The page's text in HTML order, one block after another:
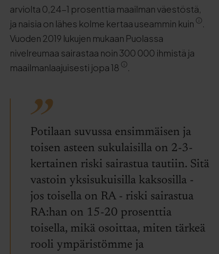
arviolta 0,24-1 prosenttia maailman väestöstä,
ja naisia on lähes kolme kertaa useammin kuin
.
Vuoden 2019 lukujen mukaan Puolassa
nivelreumaa sairastaa noin 300 000 ihmistä ja
maailmanlaajuisesti jopa 18
.
Potilaan suvussa ensimmäisen ja
toisen asteen sukulaisilla on 2-3-
kertainen riski sairastua tautiin. Sitä
vastoin yksisukuisilla kaksosilla -
jos toisella on RA - riski sairastua
RA:han on 15-20 prosenttia
toisella, mikä osoittaa, miten tärkeä
rooli ympäristömme ja